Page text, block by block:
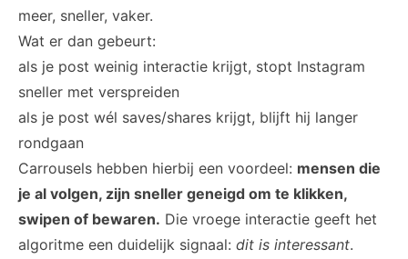
meer, sneller, vaker.
Wat er dan gebeurt:
als je post weinig interactie krijgt, stopt Instagram
sneller met verspreiden
als je post wél saves/shares krijgt, blijft hij langer
rondgaan
Carrousels hebben hierbij een voordeel: mensen die
je al volgen, zijn sneller geneigd om te klikken,
swipen of bewaren. Die vroege interactie geeft het
algoritme een duidelijk signaal: dit is interessant.